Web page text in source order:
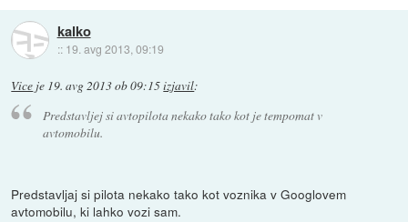
kalko
:: 19. avg 2013, 09:19
Vice je 19. avg 2013 ob 09:15izjavil:
Predstavljej si avtopilota nekako tako kot je tempomat v
avtomobilu.
Predstavljaj si pilota nekako tako kot voznika v Googlovem
avtomobilu, ki lahko vozi sam.